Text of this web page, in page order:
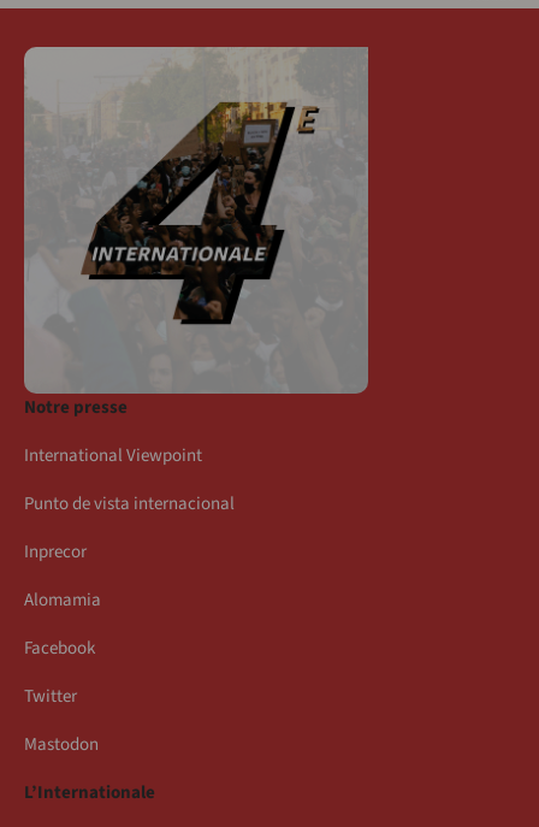
Notre presse
International Viewpoint
Punto de vista internacional
Inprecor
Alomamia
Facebook
Twitter
Mastodon
L’Internationale